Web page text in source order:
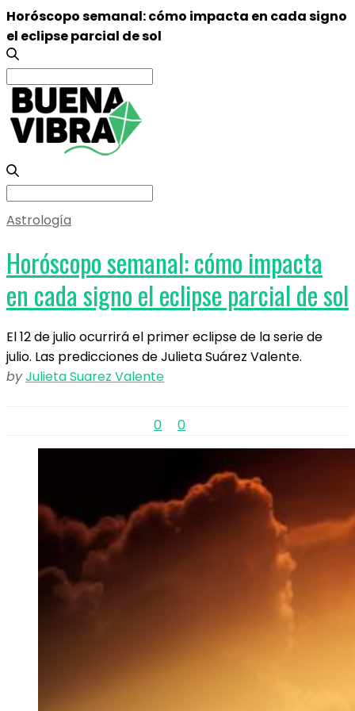
Horóscopo semanal: cómo impacta en cada signo
el eclipse parcial de sol
Search
for:
Search
Astrología
Horóscopo semanal: cómo impacta
en cada signo el eclipse parcial de sol
El 12 de julio ocurrirá el primer eclipse de la serie de
julio. Las predicciones de Julieta Suárez Valente.
byJulieta Suarez Valente
0 0